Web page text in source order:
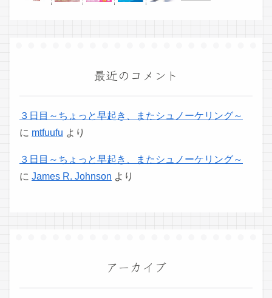
最近のコメント
３日目～ちょっと早起き、またシュノーケリング～
に mtfuufu より
３日目～ちょっと早起き、またシュノーケリング～
に James R. Johnson より
アーカイブ